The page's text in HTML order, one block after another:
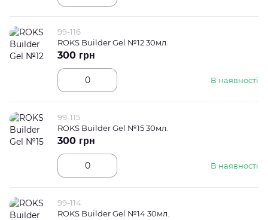
99-116
ROKS Builder Gel №12 30мл.
В наявності
300 грн
99-115
ROKS Builder Gel №15 30мл.
В наявності
300 грн
99-114
ROKS Builder Gel №14 30мл.